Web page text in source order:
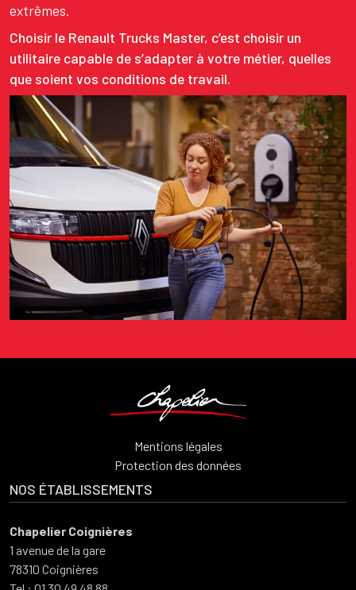
extrêmes.
Choisir le Renault Trucks Master, c’est choisir un
utilitaire capable de s’adapter à votre métier, quelles
que soient vos conditions de travail.
Image
Mentions légales
Protection des données
NOS ÉTABLISSEMENTS
Chapelier Coignières
1 avenue de la gare
78310 Coignières